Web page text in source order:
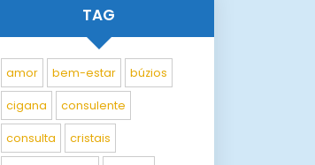
TAG
amor bem-estar búzios
cigana consulente
consulta cristais